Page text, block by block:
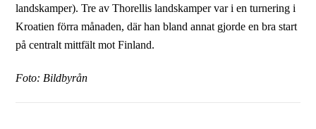
landskamper). Tre av Thorellis landskamper var i en turnering i
Kroatien förra månaden, där han bland annat gjorde en bra start
på centralt mittfält mot Finland.
Foto: Bildbyrån